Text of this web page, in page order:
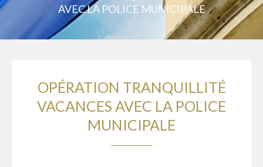
AVEC LA POLICE MUNICIPALE
OPÉRATION TRANQUILLITÉ
VACANCES AVEC LA POLICE
MUNICIPALE